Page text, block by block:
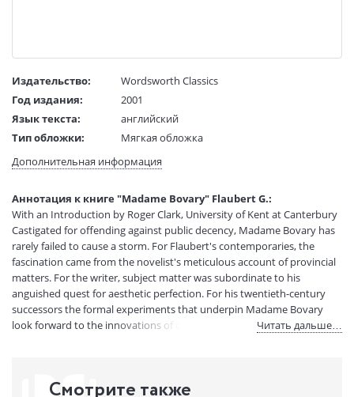
Издательство:
Wordsworth Classics
Год издания:
2001
Язык текста:
английский
Тип обложки:
Мягкая обложка
Размеры в мм
(ДхШхВ):
197x125x18
Страниц:
Код товара:
50002729
Артикул:
87
ISBN:
9781853260780
В продаже с:
15.07.2020
Дополнительная информация
Аннотация к книге "Madame Bovary" Flaubert G.:
With an Introduction by Roger Clark, University of Kent at Canterbury
Castigated for offending against public decency, Madame Bovary has
rarely failed to cause a storm. For Flaubert's contemporaries, the
fascination came from the novelist's meticulous account of provincial
matters. For the writer, subject matter was subordinate to his
anguished quest for aesthetic perfection. For his twentieth-century
successors the formal experiments that underpin Madame Bovary
look forward to the innovations of contemporary fiction. Flaubert s
simultaneously the subject of Flaubert s admiration and the butt of
Читать дальше…
Смотрите также